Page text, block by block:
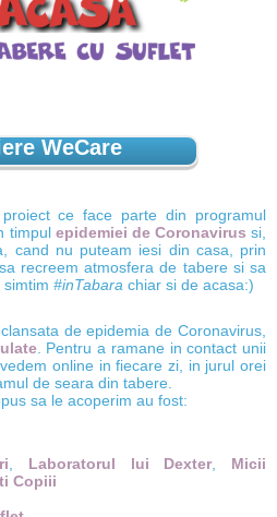
WeCare
ce face parte din programul
timpul epidemiei de Coronavirus si,
cand nu puteam iesi din casa, prin
recreem atmosfera de tabere si sa
#inTabara chiar si de acasa:)
de epidemia de Coronavirus,
. Pentru a ramane in contact unii
online in fiecare zi, in jurul orei
de seara din tabere.
sa le acoperim au fost:
Laboratorul lui Dexter
Micii
Copiii